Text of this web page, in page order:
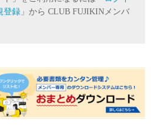
登録 」から CLUB FUJIKINメンバ